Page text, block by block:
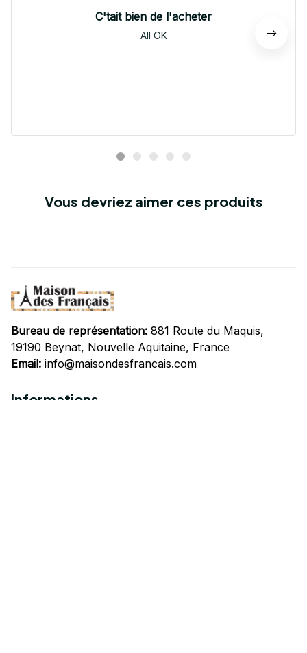
C'tait bien de l'acheter
All OK
Vous devriez aimer ces produits
Bureau de représentation: 881 Route du Maquis,
19190 Beynat, Nouvelle Aquitaine, France
Email: info@maisondesfrancais.com
Informations